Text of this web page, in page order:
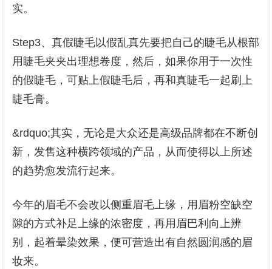
实。
Step3、真假睫毛以假乱真先要把自己的睫毛从根部
用睫毛夹夹出理想卷度，然后，如果你用于一次性
的假睫毛，可贴上假睫毛后，再和真睫毛一起刷上
睫毛膏。
&rdquo;其实，无论是大众还是高级品牌都在不断创
新，发售这种横跨领域的产品，从而使得以上所述
的趋势愈发流行起来。
今年的眉毛不会改以侧重眉毛上缘，用眉粉空缺空
隙的方式补足上缘的浓密度，再用眉巴利向上辨
别，起着晕染效果，便可营造出有自然圆润感的眉
妆来。